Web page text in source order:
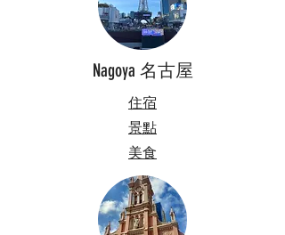
Nagoya 名古屋
住宿
景點
​美食